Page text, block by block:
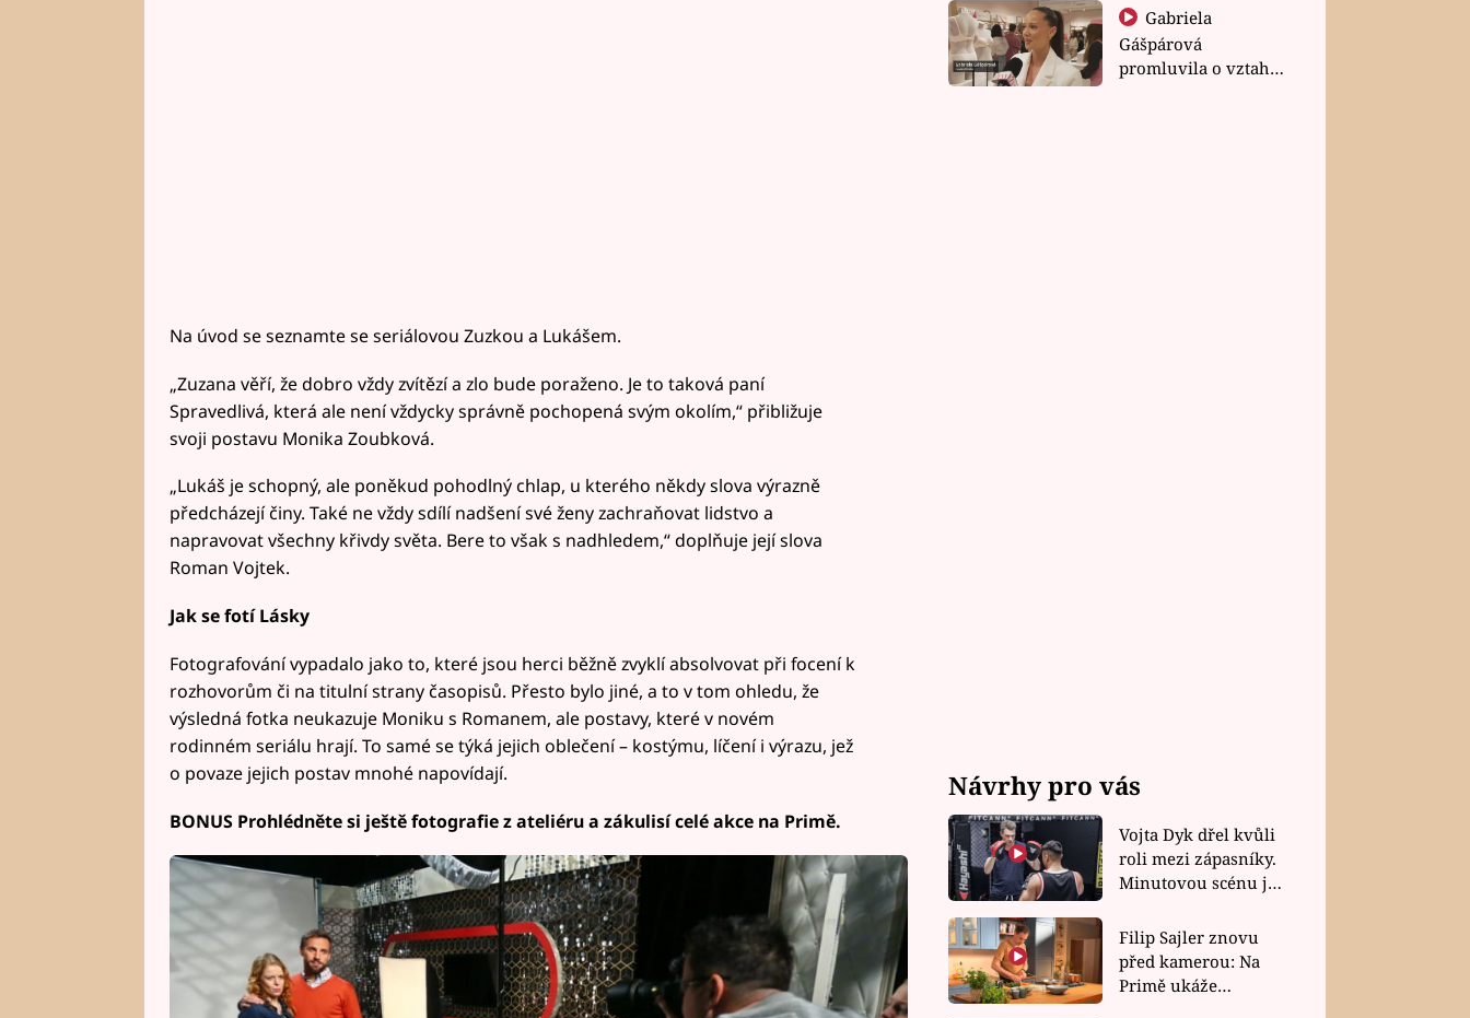
Na úvod se seznamte se seriálovou Zuzkou a Lukášem.
„Zuzana věří, že dobro vždy zvítězí a zlo bude poraženo. Je to taková paní
Spravedlivá, která ale není vždycky správně pochopená svým okolím,“ přibližuje
svoji postavu Monika Zoubková.
„Lukáš je schopný, ale poněkud pohodlný chlap, u kterého někdy slova výrazně
předcházejí činy. Také ne vždy sdílí nadšení své ženy zachraňovat lidstvo a
napravovat všechny křivdy světa. Bere to však s nadhledem,“ doplňuje její slova
Roman Vojtek.
Jak se fotí Lásky
Fotografování vypadalo jako to, které jsou herci běžně zvyklí absolvovat při focení k
rozhovorům či na titulní strany časopisů. Přesto bylo jiné, a to v tom ohledu, že
výsledná fotka neukazuje Moniku s Romanem, ale postavy, které v novém
rodinném seriálu hrají. To samé se týká jejich oblečení – kostýmu, líčení i výrazu, jež
o povaze jejich postav mnohé napovídají.
BONUS Prohlédněte si ještě fotografie z ateliéru a zákulisí celé akce na Primě.
Gabriela
Gášpárová
promluvila o vztahu
Návrhy pro vás
Vojta Dyk dřel kvůli
roli mezi zápasníky.
Minutovou scénu jel
Filip Sajler znovu
před kamerou: Na
Primě ukáže